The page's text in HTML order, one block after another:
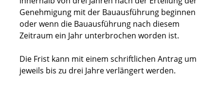
Genehmigung mit der Bauausführung beginnen
oder wenn die Bauausführung nach diesem
Zeitraum ein Jahr unterbrochen worden ist.
Die Frist kann mit einem schriftlichen Antrag um
jeweils bis zu drei Jahre verlängert werden.